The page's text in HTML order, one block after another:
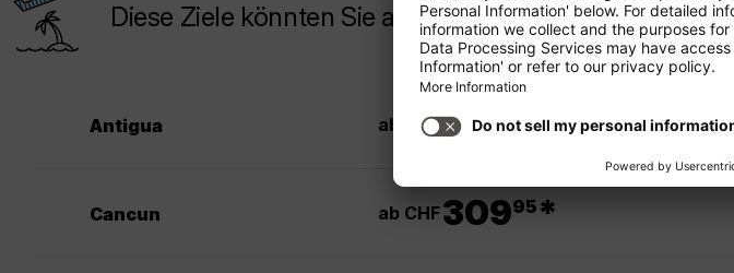
Diese Ziele könnten Sie auch interessieren
Antigua ab CHF33995*
Cancun ab CHF309.
95 *